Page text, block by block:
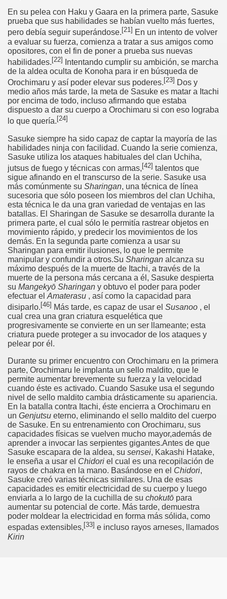
En su pelea con Haku y Gaara en la primera parte, Sasuke
prueba que sus habilidades se habían vuelto más fuertes,
pero debía seguir superándose. [21] En un intento de volver
a evaluar su fuerza, comienza a tratar a sus amigos como
opositores, con el fin de poner a prueba sus nuevas
habilidades.[22]
Intentando cumplir su ambición, se marcha
de la aldea oculta de Konoha para ir en búsqueda de
Orochimaru y así poder elevar sus poderes. [23] Dos y
medio años más tarde, la meta de Sasuke es matar a Itachi
por encima de todo, incluso afirmando que estaba
dispuesto a dar su cuerpo a Orochimaru si con eso lograba
lo que quería. [24]
Sasuke siempre ha sido capaz de captar la mayoría de las
habilidades ninja con facilidad. Cuando la serie comienza,
Sasuke utiliza los ataques habituales del clan Uchiha,
jutsus de fuego y técnicas con armas,[42] talentos que
sigue afinando en el transcurso de la serie. Sasuke usa
más comúnmente su Sharingan, una técnica de línea
sucesoria que sólo poseen los miembros del clan Uchiha,
esta técnica le da una gran variedad de ventajas en las
batallas. El Sharingan de Sasuke se desarrolla durante la
primera parte, el cual sólo le permitía rastrear objetos en
movimiento rápido, y predecir los movimientos de los
demás. En la segunda parte comienza a usar su
Sharingan para emitir ilusiones, lo que le permite
manipular y confundir a otros.Su Sharingan alcanza su
máximo después de la muerte de Itachi, a través de la
muerte de la persona más cercana a él, Sasuke despierta
su Mangekyō Sharingan y obtuvo el poder para poder
efectuar el Amaterasu , así como la capacidad para
disiparlo. [46] Más tarde, es capaz de usar el Susanoo , el
cual crea una gran criatura esquelética que
progresivamente se convierte en un ser llameante; esta
criatura puede proteger a su invocador de los ataques y
pelear por él.
Durante su primer encuentro con Orochimaru en la primera
parte, Orochimaru le implanta un sello maldito, que le
permite aumentar brevemente su fuerza y la velocidad
cuando éste es activado. Cuando Sasuke usa el segundo
nivel de sello maldito cambia drásticamente su apariencia.
En la batalla contra Itachi, éste encierra a Orochimaru en
un Genjutsu eterno, eliminando el sello maldito del cuerpo
de Sasuke. En su entrenamiento con Orochimaru, sus
capacidades físicas se vuelven mucho mayor,además de
aprender a invocar las serpientes gigantes.Antes de que
Sasuke escapara de la aldea, su sensei, Kakashi Hatake,
le enseña a usar el Chidori el cual es una recopilación de
rayos de chakra en la mano. Basándose en el Chidori,
Sasuke creó varias técnicas similares. Una de esas
capacidades es emitir electricidad de su cuerpo y luego
enviarla a lo largo de la cuchilla de su chokutō para
aumentar su potencial de corte. Más tarde, demuestra
poder moldear la electricidad en forma más sólida, como
espadas extensibles, [33] e incluso rayos arneses, llamados
Kirin